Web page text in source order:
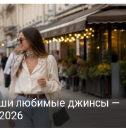
любимые джинсы —